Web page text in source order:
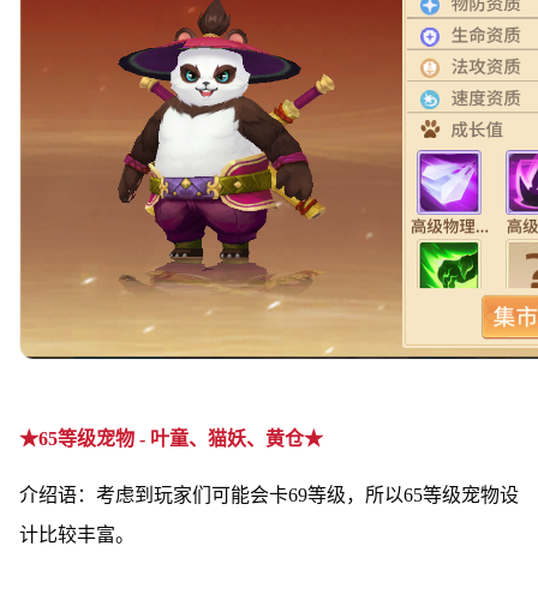
★65等级宠物 - 叶童、猫妖、黄仓★
介绍语：考虑到玩家们可能会卡69等级，所以65等级宠物设
计比较丰富。